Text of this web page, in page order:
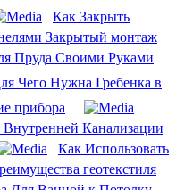
Как Закрыть
Закрытый монтаж
Пруда Своими Руками
Чего Нужна Гребенка в
прибора
Канализации
Как Использовать
геотекстиля